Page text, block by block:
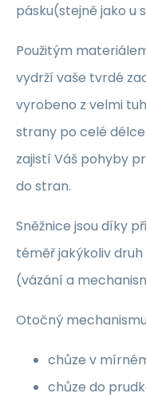
pásku(stejně jako u
Použitým
vydrží vaše tvrdé
vyrobeno z velmi
strany po celé
zajistí Váš pohyby
do stran.
Sněžnice jsou díky
téměř jakýkoliv
(vázání a
Otočný
chůze v
chůze do